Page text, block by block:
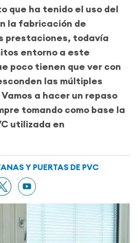
que ha tenido el uso del
la fabricación de
prestaciones, todavía
entorno a este
poco tienen que ver con
las múltiples
Vamos a hacer un repaso
tomando como base la
utilizada en
Y PUERTAS DE PVC